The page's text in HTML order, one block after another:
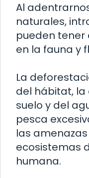
Al
naturales,
pueden
en la fauna y
La
del hábitat,
suelo y del
pesca
las
ecosistemas
humana.